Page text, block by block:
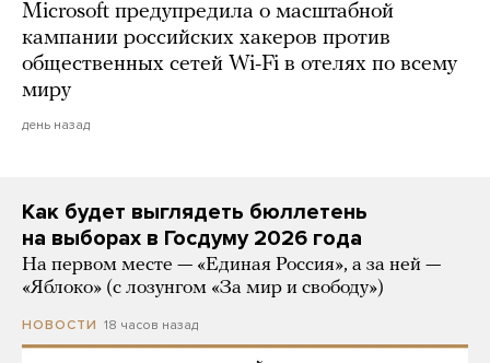
Microsoft предупредила о масштабной
кампании российских хакеров против
общественных сетей Wi-Fi в отелях по всему
миру
день назад
Как будет выглядеть бюллетень
на выборах в Госдуму 2026 года
На первом месте — «Единая Россия», а за ней —
«Яблоко» (с лозунгом «За мир и свободу»)
НОВОСТИ 18 часов назад